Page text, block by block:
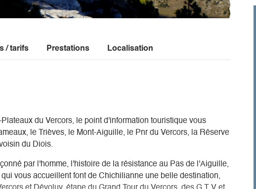
/ tarifs Prestations Localisation
du Vercors, le point d'information touristique vous
le Trièves, le Mont-Aiguille, le Pnr du Vercors, la Réserve
du Diois.
par l'homme, l'histoire de la résistance au Pas de l'Aiguille,
vous accueillent font de Chichilianne une belle destination,